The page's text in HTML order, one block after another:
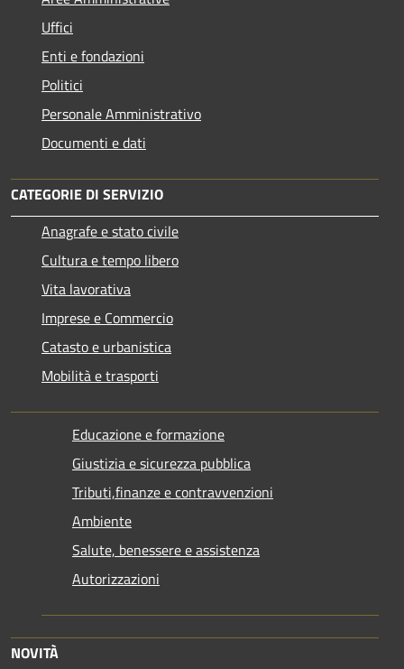
Uffici
Enti e fondazioni
Politici
Personale Amministrativo
Documenti e dati
CATEGORIE DI SERVIZIO
Anagrafe e stato civile
Cultura e tempo libero
Vita lavorativa
Imprese e Commercio
Catasto e urbanistica
Mobilità e trasporti
Educazione e formazione
Giustizia e sicurezza pubblica
Tributi,finanze e contravvenzioni
Ambiente
Salute, benessere e assistenza
Autorizzazioni
NOVITÀ